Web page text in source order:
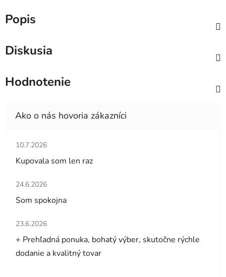
Popis
Diskusia
Hodnotenie
Hodnotenie obchodu je 5 z 5 hviezdičiek.
10.7.2026
Kupovala som len raz
Hodnotenie obchodu je 5 z 5 hviezdičiek.
24.6.2026
Som spokojna
Hodnotenie obchodu je 5 z 5 hviezdičiek.
23.6.2026
+ Prehľadná ponuka, bohatý výber, skutočne rýchle
dodanie a kvalitný tovar